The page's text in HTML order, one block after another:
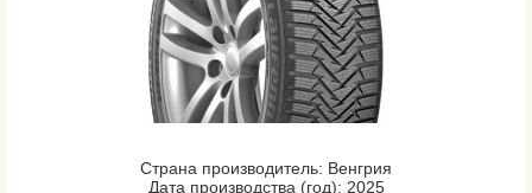
Страна производитель: Венгрия
Дата производства (год): 2025